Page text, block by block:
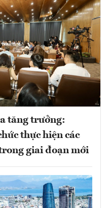
tăng trưởng:
thực hiện các
giai đoạn mới